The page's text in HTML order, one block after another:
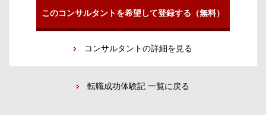
このコンサルタントを希望して登録する（無料）
コンサルタントの詳細を見る
転職成功体験記 一覧に戻る